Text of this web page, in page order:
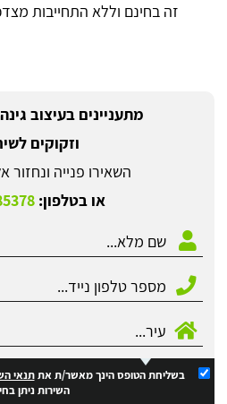
זה בחינם וללא התחייבות
מתעניינים בעיצוב
וזקוקים
השאירו פנייה
או בטלפון:
בשליחת הטופס הינך מאשר/ת אתתנאי
השירות ניתן